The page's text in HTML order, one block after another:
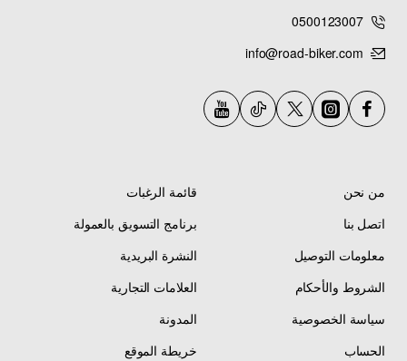
0500123007
info@road-biker.com
من نحن
اتصل بنا
معلومات التوصيل
الشروط والأحكام
سياسة الخصوصية
الحساب
قائمة الرغبات
برنامج التسويق بالعمولة
النشرة البريدية
العلامات التجارية
المدونة
خريطة الموقع